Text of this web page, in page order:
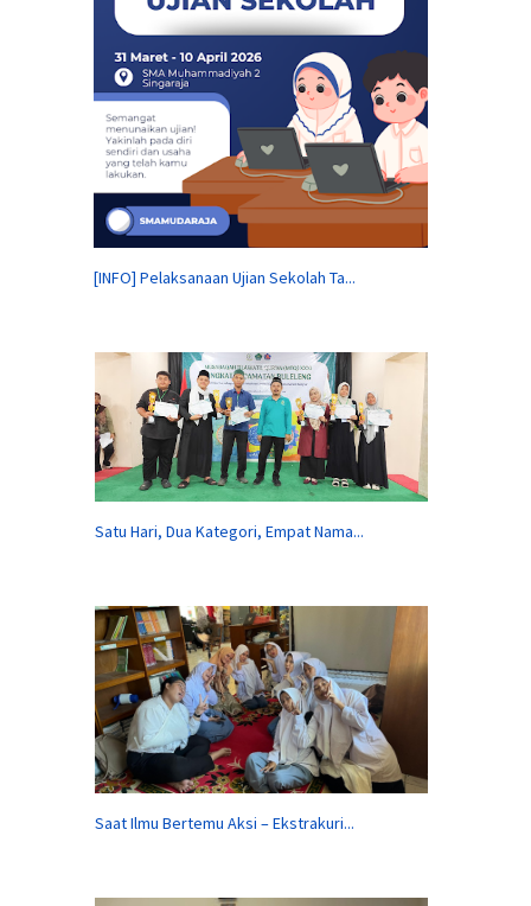
[INFO] Pelaksanaan Ujian Sekolah Ta...
Satu Hari, Dua Kategori, Empat Nama...
Saat Ilmu Bertemu Aksi – Ekstrakuri...